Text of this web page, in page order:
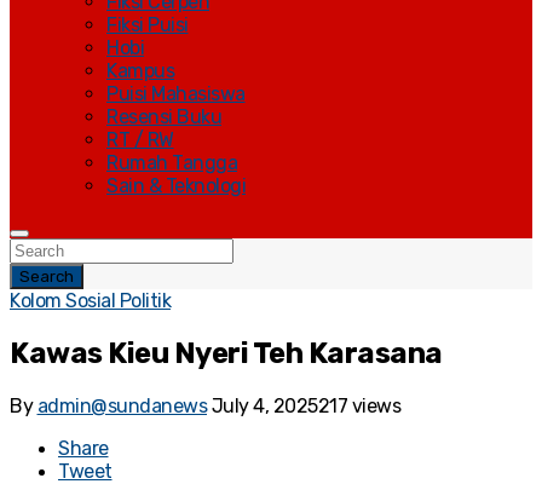
Fiksi Puisi
Hobi
Kampus
Puisi Mahasiswa
Resensi Buku
RT / RW
Rumah Tangga
Sain & Teknologi
Search
Kolom Sosial Politik
Kawas Kieu Nyeri Teh Karasana
By admin@sundanews July 4, 2025217 views
Share
Tweet